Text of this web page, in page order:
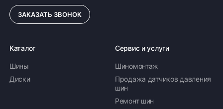
ЗАКАЗАТЬ ЗВОНОК
Каталог
Шины
Диски
Сервис и услуги
Шиномонтаж
Продажа датчиков давления
шин
Ремонт шин